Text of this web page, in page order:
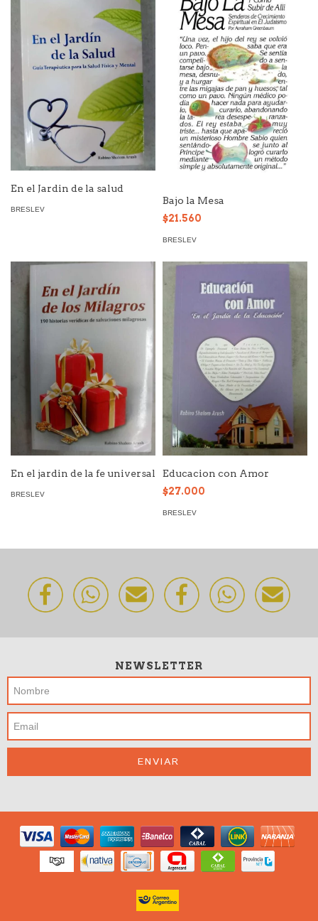
En el Jardin de la salud
BRESLEV
Bajo la Mesa
$21.560
BRESLEV
En el jardin de la fe universal
BRESLEV
Educacion con Amor
$27.000
BRESLEV
NEWSLETTER